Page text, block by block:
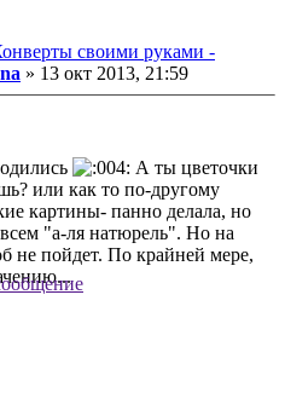
своими руками -
» 13 окт 2013, 21:59
А ты цветочки
или как то по-другому
картины- панно делала, но
"а-ля натюрель". Но на
не пойдет. По крайней мере,